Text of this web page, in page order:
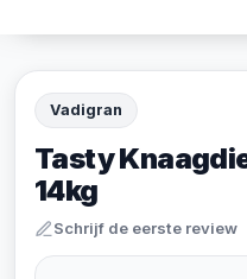
Vadigran
Tasty
14kg
Schrijf de eerste review